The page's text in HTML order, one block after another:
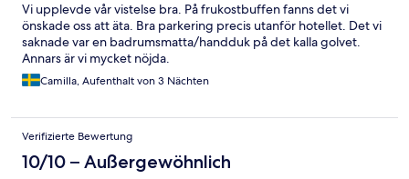
Vi upplevde vår vistelse bra. På frukostbuffen fanns det vi
önskade oss att äta. Bra parkering precis utanför hotellet. Det vi
saknade var en badrumsmatta/handduk på det kalla golvet.
Annars är vi mycket nöjda.
Camilla, Aufenthalt von 3 Nächten
Verifizierte Bewertung
10/10 – Außergewöhnlich